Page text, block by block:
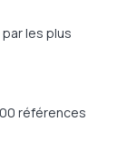
les plus
références